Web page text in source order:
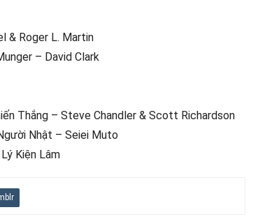
& Roger L. Martin
– David Clark
Thắng – Steve Chandler & Scott Richardson
Nhật – Seiei Muto
Kiện Lâm